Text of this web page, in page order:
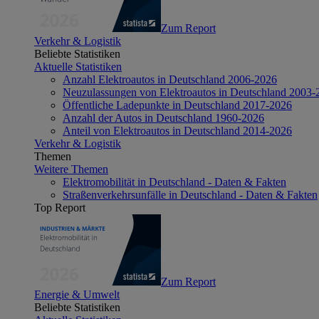
Zum Report
Verkehr & Logistik
Beliebte Statistiken
Aktuelle Statistiken
Anzahl Elektroautos in Deutschland 2006-2026
Neuzulassungen von Elektroautos in Deutschland 2003-
Öffentliche Ladepunkte in Deutschland 2017-2026
Anzahl der Autos in Deutschland 1960-2026
Anteil von Elektroautos in Deutschland 2014-2026
Verkehr & Logistik
Themen
Weitere Themen
Elektromobilität in Deutschland - Daten & Fakten
Straßenverkehrsunfälle in Deutschland - Daten & Fakten
Top Report
Zum Report
Energie & Umwelt
Beliebte Statistiken